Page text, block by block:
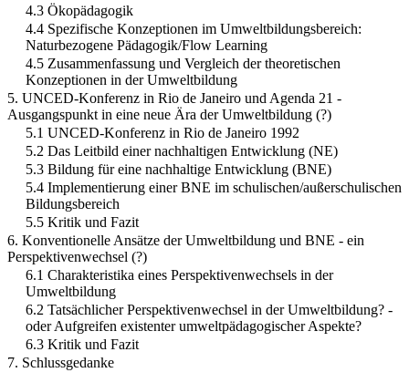
4.3 Ökopädagogik
4.4 Spezifische Konzeptionen im Umweltbildungsbereich:
Naturbezogene Pädagogik/Flow Learning
4.5 Zusammenfassung und Vergleich der theoretischen
Konzeptionen in der Umweltbildung
5. UNCED-Konferenz in Rio de Janeiro und Agenda 21 -
Ausgangspunkt in eine neue Ära der Umweltbildung (?)
5.1 UNCED-Konferenz in Rio de Janeiro 1992
5.2 Das Leitbild einer nachhaltigen Entwicklung (NE)
5.3 Bildung für eine nachhaltige Entwicklung (BNE)
5.4 Implementierung einer BNE im schulischen/außerschulischen
Bildungsbereich
5.5 Kritik und Fazit
6. Konventionelle Ansätze der Umweltbildung und BNE - ein
Perspektivenwechsel (?)
6.1 Charakteristika eines Perspektivenwechsels in der
Umweltbildung
6.2 Tatsächlicher Perspektivenwechsel in der Umweltbildung? -
oder Aufgreifen existenter umweltpädagogischer Aspekte?
6.3 Kritik und Fazit
7. Schlussgedanke